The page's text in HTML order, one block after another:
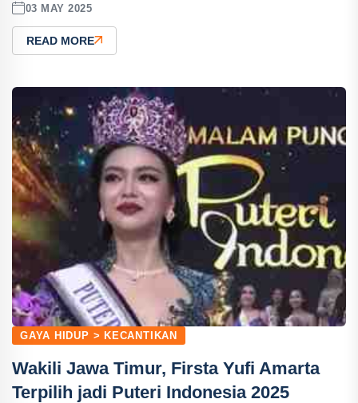
03 MAY 2025
READ MORE
GAYA HIDUP > KECANTIKAN
Wakili Jawa Timur, Firsta Yufi Amarta
Terpilih jadi Puteri Indonesia 2025